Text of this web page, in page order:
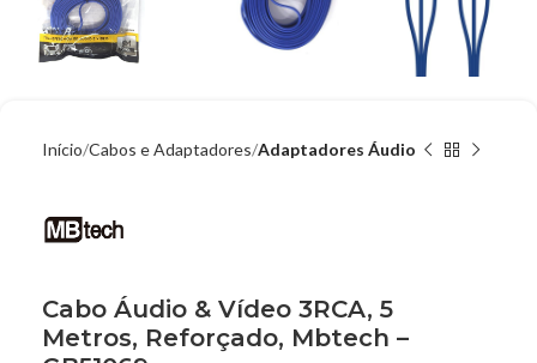
Início Cabos e Adaptadores Adaptadores Áudio
Cabo Áudio & Vídeo 3RCA, 5
Metros, Reforçado, Mbtech –